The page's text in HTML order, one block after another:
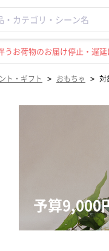
うお荷物のお届け停止・遅
ト・ギフト > おもちゃ > 対
予算9,000